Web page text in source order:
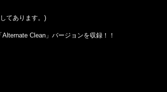
てあります。)
Clean」バージョンを収録！！